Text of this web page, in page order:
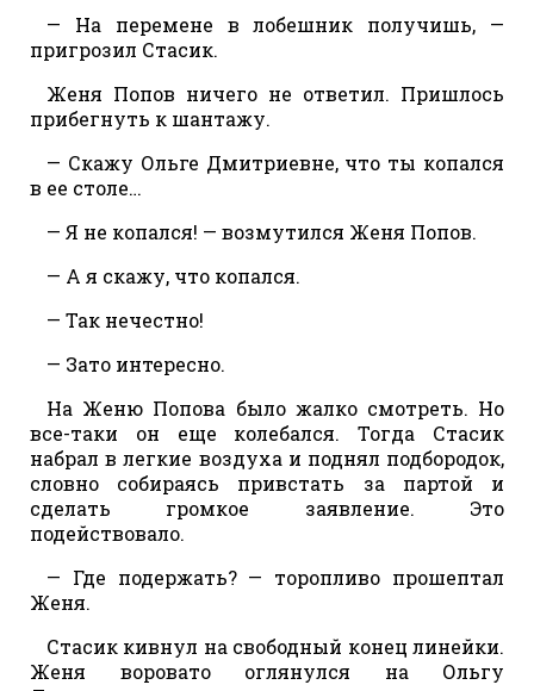
— На перемене в лобешник получишь, —
пригрозил Стасик.
Женя Попов ничего не ответил. Пришлось
прибегнуть к шантажу.
— Скажу Ольге Дмитриевне, что ты копался
в ее столе…
— Я не копался! — возмутился Женя Попов.
— А я скажу, что копался.
— Так нечестно!
— Зато интересно.
На Женю Попова было жалко смотреть. Но
все-таки он еще колебался. Тогда Стасик
набрал в легкие воздуха и поднял подбородок,
словно собираясь привстать за партой и
сделать громкое заявление. Это
подействовало.
— Где подержать? — торопливо прошептал
Женя.
Стасик кивнул на свободный конец линейки.
Женя воровато оглянулся на Ольгу